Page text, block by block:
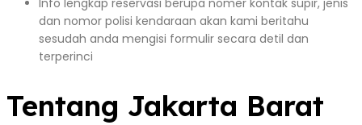
Info lengkap reservasi berupa nomer kontak supir, jenis
dan nomor polisi kendaraan akan kami beritahu
sesudah anda mengisi formulir secara detil dan
terperinci
Tentang Jakarta Barat